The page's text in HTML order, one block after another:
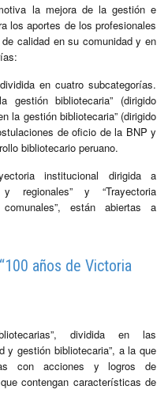
la mejora de la gestión e
los aportes de los profesionales
calidad en su comunidad y en
en cuatro subcategorías.
gestión bibliotecaria” (dirigido
la gestión bibliotecaria” (dirigido
de oficio de la BNP y
bibliotecario peruano.
institucional dirigida a
regionales” y “Trayectoria
están abiertas a
años de Victoria
dividida en las
y gestión bibliotecaria”, a la que
con acciones y logros de
contengan características de